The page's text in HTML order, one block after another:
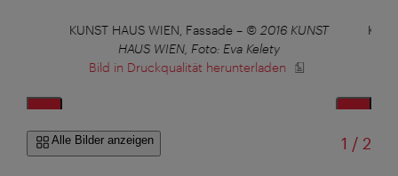
KUNST HAUS WIEN, Fassade– © 2016 KUNST
HAUS WIEN, Foto: Eva Kelety
Bild in Druckqualität herunterladen
Alle Bilder anzeigen 1 /von
2